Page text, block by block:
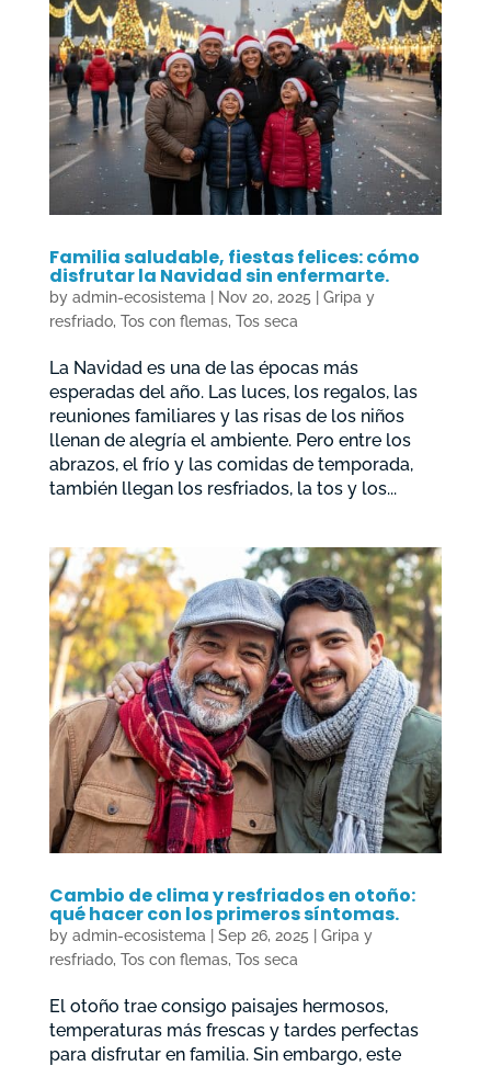
Familia saludable, fiestas felices: cómo
disfrutar la Navidad sin enfermarte.
by admin-ecosistema| Nov 20, 2025
Gripa y
resfriado, Tos con flemas, Tos seca
La Navidad es una de las épocas más
esperadas del año. Las luces, los regalos, las
reuniones familiares y las risas de los niños
llenan de alegría el ambiente. Pero entre los
abrazos, el frío y las comidas de temporada,
también llegan los resfriados, la tos y los...
Cambio de clima y resfriados en otoño:
qué hacer con los primeros síntomas.
by admin-ecosistema Sep 26, 2025
Gripa y
resfriado, Tos con flemas, Tos seca
El otoño trae consigo paisajes hermosos,
temperaturas más frescas y tardes perfectas
para disfrutar en familia. Sin embargo, este